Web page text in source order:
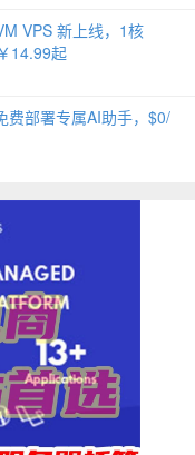
VPS 新上线，1核
14.99起
费部署专属AI助手，$0/